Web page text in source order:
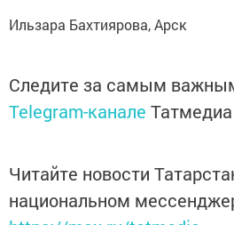
Ильзара Бахтиярова, Арск
Следите за самым
Telegram-канале Татмедиа
Читайте новости
национальном